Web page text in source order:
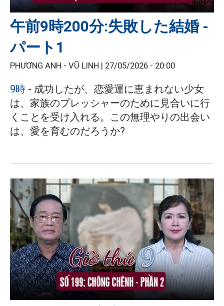
午前9時200分:失敗した結婚 -
パート1
PHƯƠNG ANH - VŨ LINH | 27/05/2026 - 20:00
9時 - 成功したが、恋愛運に恵まれない少女
は、家族のプレッシャーのために見合いに行
くことを受け入れる。この無理やりの出会い
は、愛を育むのだろうか?